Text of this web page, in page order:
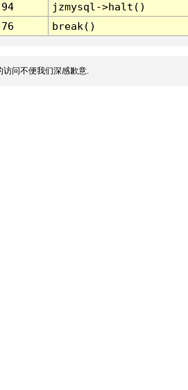
94
jzmysql->halt()
76 break()
问不便我们深感歉意.